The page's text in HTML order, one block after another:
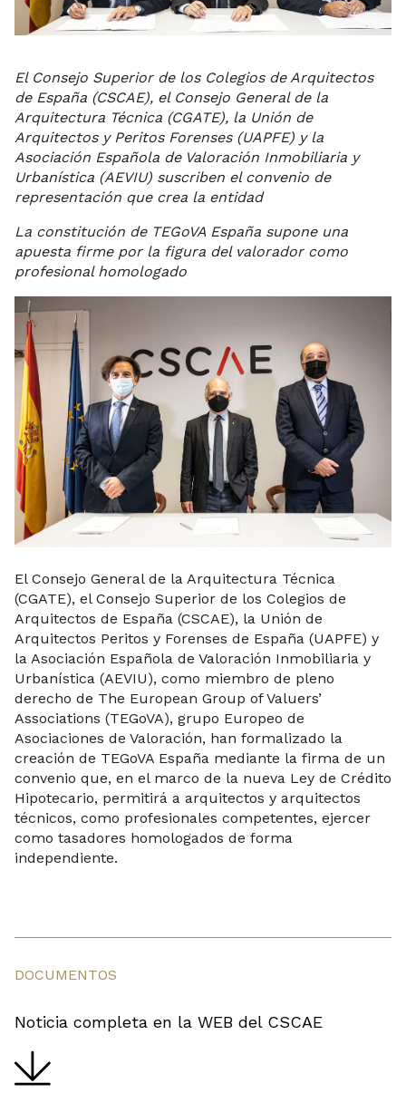
El Consejo Superior de los Colegios de Arquitectos
de España (CSCAE), el Consejo General de la
Arquitectura Técnica (CGATE), la Unión de
Arquitectos y Peritos Forenses (UAPFE) y la
Asociación Española de Valoración Inmobiliaria y
Urbanística (AEVIU) suscriben el convenio de
representación que crea la entidad
La constitución de TEGoVA España supone una
apuesta firme por la figura del valorador como
profesional homologado
El Consejo General de la Arquitectura Técnica
(CGATE), el Consejo Superior de los Colegios de
Arquitectos de España (CSCAE), la Unión de
Arquitectos Peritos y Forenses de España (UAPFE) y
la Asociación Española de Valoración Inmobiliaria y
Urbanística (AEVIU), como miembro de pleno
derecho de The European Group of Valuers’
Associations (TEGoVA), grupo Europeo de
Asociaciones de Valoración, han formalizado la
creación de TEGoVA España mediante la firma de un
convenio que, en el marco de la nueva Ley de Crédito
Hipotecario, permitirá a arquitectos y arquitectos
técnicos, como profesionales competentes, ejercer
como tasadores homologados de forma
independiente.
DOCUMENTOS
Noticia completa en la WEB del CSCAE